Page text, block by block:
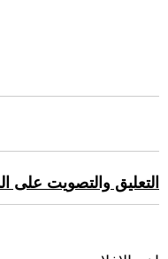
التعليق والتصويت على